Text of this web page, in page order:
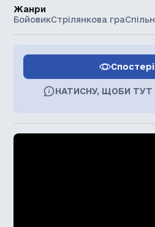
Жанри
БойовикСтрілянкова гра
НАТИСНУ, ЩОБИ